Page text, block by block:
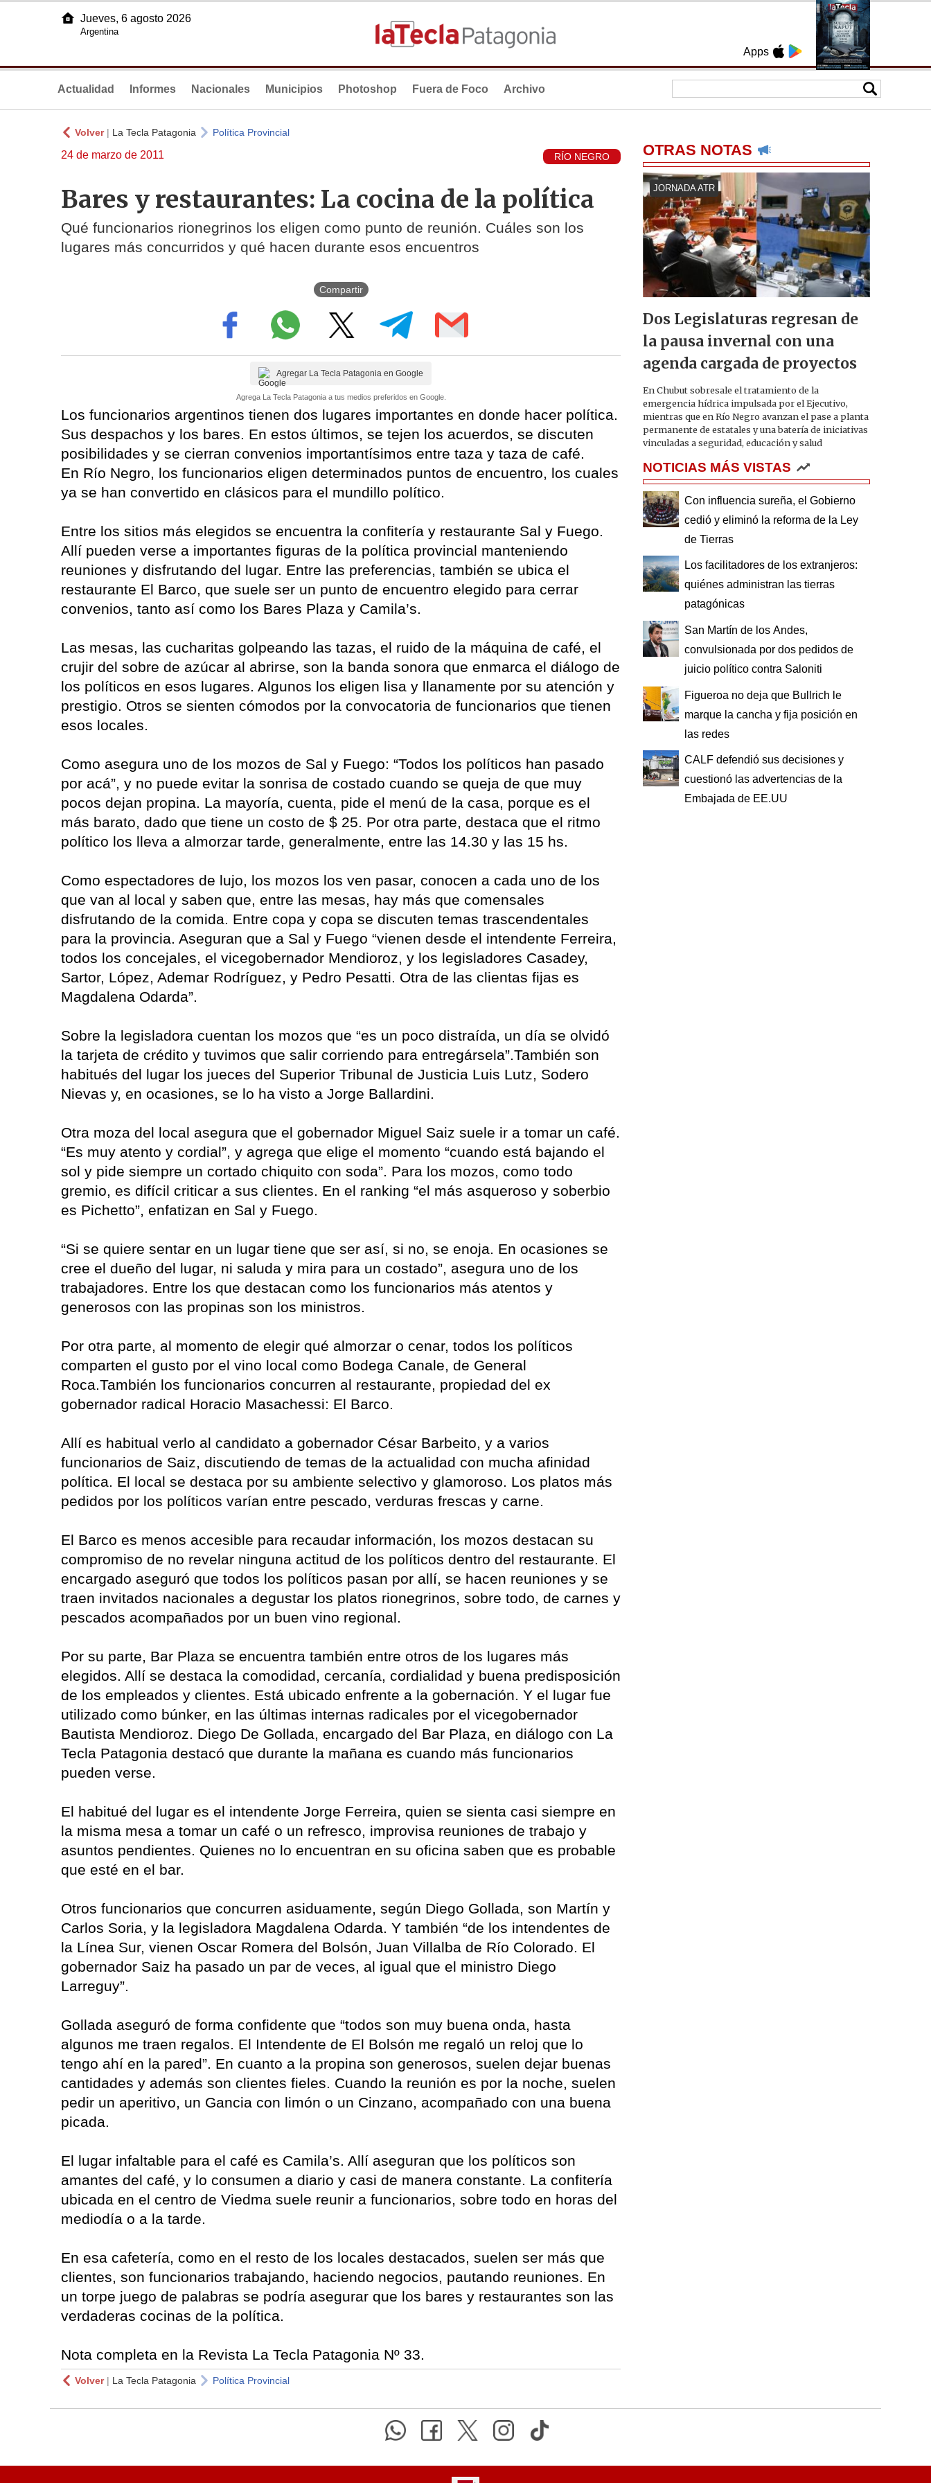
Apps
Jueves, 6 agosto 2026
Argentina
Actualidad Informes Nacionales Municipios Photoshop Fuera de Foco Archivo
Volver| La Tecla Patagonia Política Provincial
24 de marzo de 2011 RÍO NEGRO
Bares y restaurantes: La cocina de la política
Qué funcionarios rionegrinos los eligen como punto de reunión. Cuáles son los
lugares más concurridos y qué hacen durante esos encuentros
Compartir
Agregar La Tecla Patagonia en Google
Agrega La Tecla Patagonia a tus medios preferidos en Google.
Los funcionarios argentinos tienen dos lugares importantes en donde hacer política.
Sus despachos y los bares. En estos últimos, se tejen los acuerdos, se discuten
posibilidades y se cierran convenios importantísimos entre taza y taza de café.
En Río Negro, los funcionarios eligen determinados puntos de encuentro, los cuales
ya se han convertido en clásicos para el mundillo político.
Entre los sitios más elegidos se encuentra la confitería y restaurante Sal y Fuego.
Allí pueden verse a importantes figuras de la política provincial manteniendo
reuniones y disfrutando del lugar. Entre las preferencias, también se ubica el
restaurante El Barco, que suele ser un punto de encuentro elegido para cerrar
convenios, tanto así como los Bares Plaza y Camila’s.
Las mesas, las cucharitas golpeando las tazas, el ruido de la máquina de café, el
crujir del sobre de azúcar al abrirse, son la banda sonora que enmarca el diálogo de
los políticos en esos lugares. Algunos los eligen lisa y llanamente por su atención y
prestigio. Otros se sienten cómodos por la convocatoria de funcionarios que tienen
esos locales.
Como asegura uno de los mozos de Sal y Fuego: “Todos los políticos han pasado
por acá”, y no puede evitar la sonrisa de costado cuando se queja de que muy
pocos dejan propina. La mayoría, cuenta, pide el menú de la casa, porque es el
más barato, dado que tiene un costo de $ 25. Por otra parte, destaca que el ritmo
político los lleva a almorzar tarde, generalmente, entre las 14.30 y las 15 hs.
Como espectadores de lujo, los mozos los ven pasar, conocen a cada uno de los
que van al local y saben que, entre las mesas, hay más que comensales
disfrutando de la comida. Entre copa y copa se discuten temas trascendentales
para la provincia. Aseguran que a Sal y Fuego “vienen desde el intendente Ferreira,
todos los concejales, el vicegobernador Mendioroz, y los legisladores Casadey,
Sartor, López, Ademar Rodríguez, y Pedro Pesatti. Otra de las clientas fijas es
Magdalena Odarda”.
Sobre la legisladora cuentan los mozos que “es un poco distraída, un día se olvidó
la tarjeta de crédito y tuvimos que salir corriendo para entregársela”.También son
habitués del lugar los jueces del Superior Tribunal de Justicia Luis Lutz, Sodero
Nievas y, en ocasiones, se lo ha visto a Jorge Ballardini.
Otra moza del local asegura que el gobernador Miguel Saiz suele ir a tomar un café.
“Es muy atento y cordial”, y agrega que elige el momento “cuando está bajando el
sol y pide siempre un cortado chiquito con soda”. Para los mozos, como todo
gremio, es difícil criticar a sus clientes. En el ranking “el más asqueroso y soberbio
es Pichetto”, enfatizan en Sal y Fuego.
“Si se quiere sentar en un lugar tiene que ser así, si no, se enoja. En ocasiones se
cree el dueño del lugar, ni saluda y mira para un costado”, asegura uno de los
trabajadores. Entre los que destacan como los funcionarios más atentos y
generosos con las propinas son los ministros.
Por otra parte, al momento de elegir qué almorzar o cenar, todos los políticos
comparten el gusto por el vino local como Bodega Canale, de General
Roca.También los funcionarios concurren al restaurante, propiedad del ex
gobernador radical Horacio Masachessi: El Barco.
Allí es habitual verlo al candidato a gobernador César Barbeito, y a varios
funcionarios de Saiz, discutiendo de temas de la actualidad con mucha afinidad
política. El local se destaca por su ambiente selectivo y glamoroso. Los platos más
pedidos por los políticos varían entre pescado, verduras frescas y carne.
El Barco es menos accesible para recaudar información, los mozos destacan su
compromiso de no revelar ninguna actitud de los políticos dentro del restaurante. El
encargado aseguró que todos los políticos pasan por allí, se hacen reuniones y se
traen invitados nacionales a degustar los platos rionegrinos, sobre todo, de carnes y
pescados acompañados por un buen vino regional.
Por su parte, Bar Plaza se encuentra también entre otros de los lugares más
elegidos. Allí se destaca la comodidad, cercanía, cordialidad y buena predisposición
de los empleados y clientes. Está ubicado enfrente a la gobernación. Y el lugar fue
utilizado como búnker, en las últimas internas radicales por el vicegobernador
Bautista Mendioroz. Diego De Gollada, encargado del Bar Plaza, en diálogo con La
Tecla Patagonia destacó que durante la mañana es cuando más funcionarios
pueden verse.
El habitué del lugar es el intendente Jorge Ferreira, quien se sienta casi siempre en
la misma mesa a tomar un café o un refresco, improvisa reuniones de trabajo y
asuntos pendientes. Quienes no lo encuentran en su oficina saben que es probable
que esté en el bar.
Otros funcionarios que concurren asiduamente, según Diego Gollada, son Martín y
Carlos Soria, y la legisladora Magdalena Odarda. Y también “de los intendentes de
la Línea Sur, vienen Oscar Romera del Bolsón, Juan Villalba de Río Colorado. El
gobernador Saiz ha pasado un par de veces, al igual que el ministro Diego
Larreguy”.
Gollada aseguró de forma confidente que “todos son muy buena onda, hasta
algunos me traen regalos. El Intendente de El Bolsón me regaló un reloj que lo
tengo ahí en la pared”. En cuanto a la propina son generosos, suelen dejar buenas
cantidades y además son clientes fieles. Cuando la reunión es por la noche, suelen
pedir un aperitivo, un Gancia con limón o un Cinzano, acompañado con una buena
picada.
El lugar infaltable para el café es Camila’s. Allí aseguran que los políticos son
amantes del café, y lo consumen a diario y casi de manera constante. La confitería
ubicada en el centro de Viedma suele reunir a funcionarios, sobre todo en horas del
mediodía o a la tarde.
En esa cafetería, como en el resto de los locales destacados, suelen ser más que
clientes, son funcionarios trabajando, haciendo negocios, pautando reuniones. En
un torpe juego de palabras se podría asegurar que los bares y restaurantes son las
verdaderas cocinas de la política.
Nota completa en la Revista La Tecla Patagonia Nº 33.
Volver| La Tecla Patagonia Política Provincial
OTRAS NOTAS
JORNADA ATR
Dos Legislaturas regresan de
la pausa invernal con una
agenda cargada de proyectos
En Chubut sobresale el tratamiento de la
emergencia hídrica impulsada por el Ejecutivo,
mientras que en Río Negro avanzan el pase a planta
permanente de estatales y una batería de iniciativas
vinculadas a seguridad, educación y salud
NOTICIAS MÁS VISTAS
Con influencia sureña, el Gobierno
cedió y eliminó la reforma de la Ley
de Tierras
Los facilitadores de los extranjeros:
quiénes administran las tierras
patagónicas
San Martín de los Andes,
convulsionada por dos pedidos de
juicio político contra Saloniti
Figueroa no deja que Bullrich le
marque la cancha y fija posición en
las redes
CALF defendió sus decisiones y
cuestionó las advertencias de la
Embajada de EE.UU